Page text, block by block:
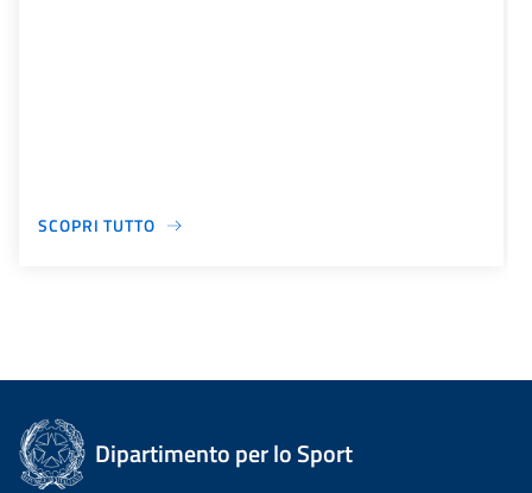
SCOPRI TUTTO
Dipartimento per lo Sport